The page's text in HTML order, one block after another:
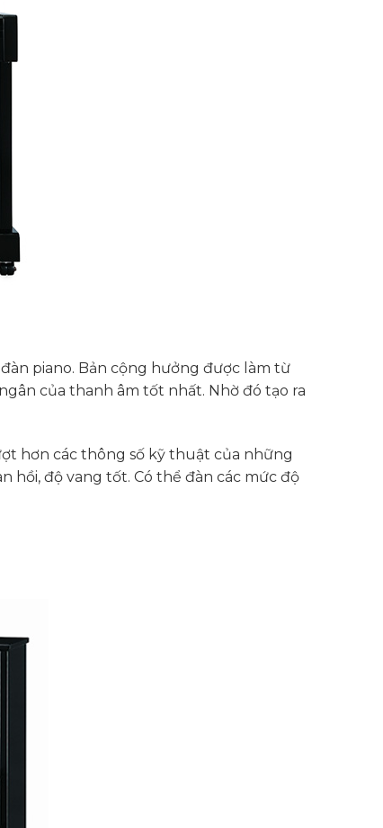
piano. Bản cộng hưởng được làm từ
của thanh âm tốt nhất. Nhờ đó tạo ra
hơn các thông số kỹ thuật của những
hồi, độ vang tốt. Có thể đàn các mức độ